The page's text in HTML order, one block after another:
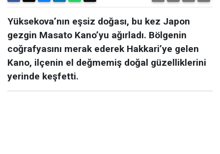
Yüksekova’nın eşsiz doğası, bu kez Japon
gezgin Masato Kano’yu ağırladı. Bölgenin
coğrafyasını merak ederek Hakkari’ye gelen
Kano, ilçenin el değmemiş doğal güzelliklerini
yerinde keşfetti.